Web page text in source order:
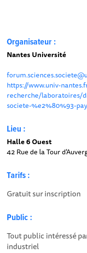
Organisateur :
Nantes Université
https://www.univ-
recherche/laboratoires/
societe-%e2%80%93-
Lieu :
Halle 6 Ouest
42 Rue de la Tour
Tarifs :
Gratuit sur inscription
Public :
Tout public intéressé
industriel